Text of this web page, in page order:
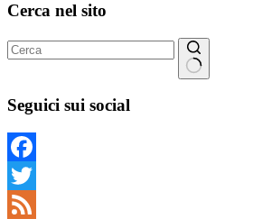
Cerca nel sito
risultato
Seguici sui social
Facebook
Twitter